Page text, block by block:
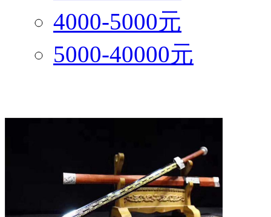
4000-5000元
5000-40000元